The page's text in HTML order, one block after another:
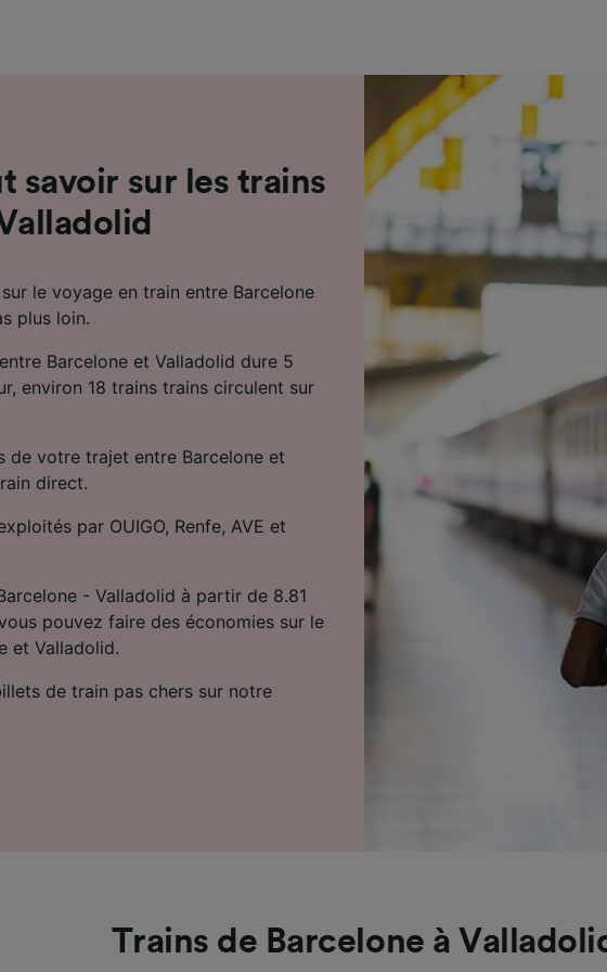
savoir sur les trains
le voyage en train entre Barcelone
plus loin.
Barcelone et Valladolid dure 5
environ 18 trains trains circulent sur
de votre trajet entre Barcelone et
direct.
par OUIGO, Renfe, AVE et
- Valladolid à partir de 8.81
pouvez faire des économies sur le
et Valladolid.
de train pas chers sur notre
Trains de Barcelone à